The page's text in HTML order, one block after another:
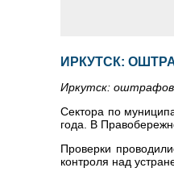
ИРКУТСК:
Иркутск:
Сектора по
года. В
Проверки
контроля над